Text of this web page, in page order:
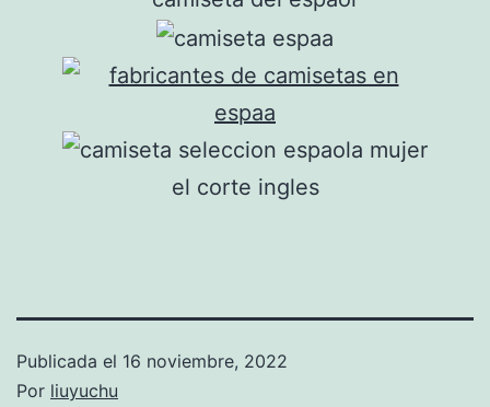
Publicada el 16 noviembre, 2022
Por liuyuchu